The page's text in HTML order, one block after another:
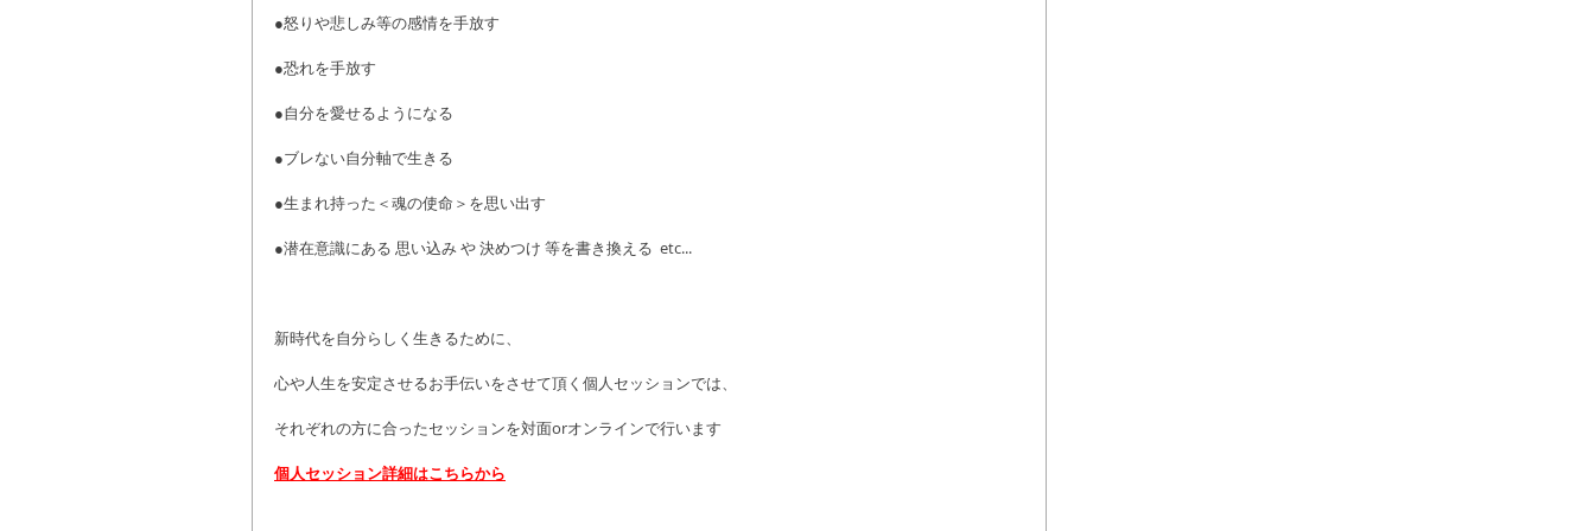
●怒りや悲しみ等の感情を手放す
●恐れを手放す
●自分を愛せるようになる
●ブレない自分軸で生きる
●生まれ持った＜魂の使命＞を思い出す
●潜在意識にある 思い込み や 決めつけ 等を書き換える  etc...
新時代を自分らしく生きるために、
心や人生を安定させるお手伝いをさせて頂く個人セッションでは、
それぞれの方に合ったセッションを対面orオンラインで行います
個人セッション詳細はこちらから